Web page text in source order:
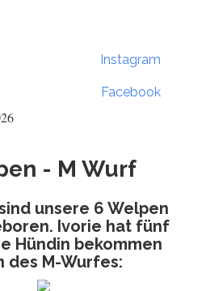
Instagram
Facebook
- M Wurf
unsere 6 Welpen
Ivorie hat fünf
Hündin bekommen
des M-Wurfes: